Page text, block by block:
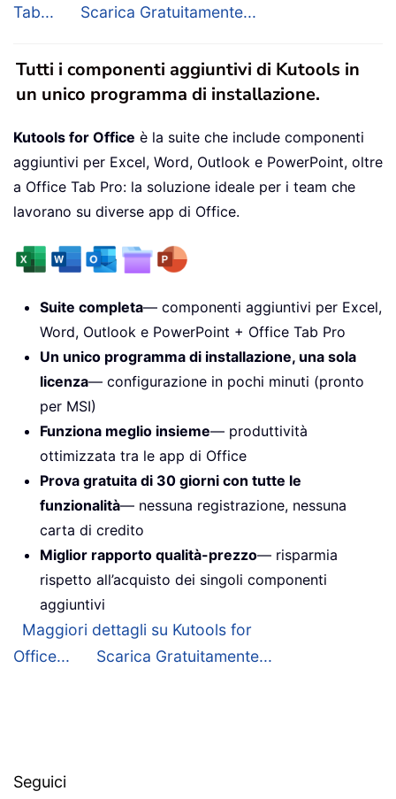
Tab...
Scarica Gratuitamente...
Tutti i componenti aggiuntivi di Kutools in
un unico programma di installazione.
Kutools for Office è la suite che include componenti
aggiuntivi per Excel, Word, Outlook e PowerPoint, oltre
a Office Tab Pro: la soluzione ideale per i team che
lavorano su diverse app di Office.
Suite completa— componenti aggiuntivi per Excel,
Word, Outlook e PowerPoint + Office Tab Pro
Un unico programma di installazione, una sola
licenza— configurazione in pochi minuti (pronto
per MSI)
Funziona meglio insieme— produttività
ottimizzata tra le app di Office
Prova gratuita di 30 giorni con tutte le
funzionalità— nessuna registrazione, nessuna
carta di credito
Miglior rapporto qualità-prezzo— risparmia
rispetto all’acquisto dei singoli componenti
aggiuntivi
Maggiori dettagli su Kutools for
Office...
Scarica Gratuitamente...
Seguici